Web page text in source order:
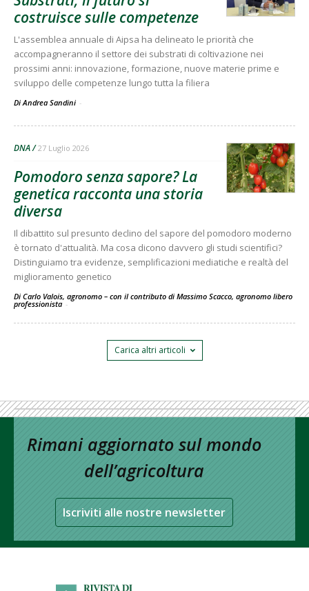
costruisce sulle competenze
L'assemblea annuale di Aipsa ha delineato le priorità che
accompagneranno il settore dei substrati di coltivazione nei
prossimi anni: innovazione, formazione, nuove materie prime e
sviluppo delle competenze lungo tutta la filiera
Di Andrea Sandini -
DNA 27 Luglio 2026
Pomodoro senza sapore? La
genetica racconta una storia
diversa
Il dibattito sul presunto declino del sapore del pomodoro moderno
è tornato d'attualità. Ma cosa dicono davvero gli studi scientifici?
Distinguiamo tra evidenze, semplificazioni mediatiche e realtà del
miglioramento genetico
Di Carlo Valois, agronomo – con il contributo di Massimo Scacco, agronomo libero
professionista -
Carica altri articoli
Rimani aggiornato sul mondo
dell’agricoltura
Iscriviti alle nostre newsletter